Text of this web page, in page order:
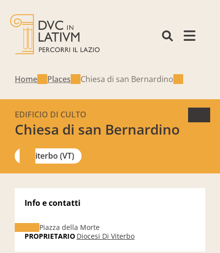
Home Places Chiesa di san Bernardino
Chiesa di san Bernardino
EDIFICIO DI CULTO
Viterbo (VT)
Info e contatti
Piazza della Morte
PROPRIETARIO Diocesi Di Viterbo